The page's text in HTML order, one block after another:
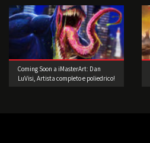
Coming Soon a iMasterArt: Dan
LuVisi, Artista completo e poliedrico!